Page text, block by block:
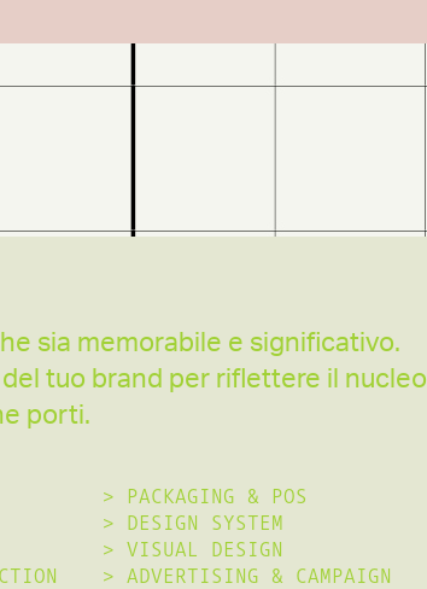
sia memorabile e significativo.
tuo brand per riflettere il nucleo
porti.
> PACKAGING & POS
> DESIGN SYSTEM
> VISUAL DESIGN
> ADVERTISING & CAMPAIGN